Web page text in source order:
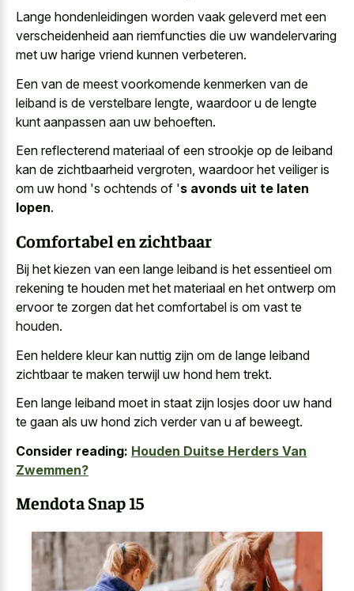
Lange hondenleidingen worden vaak geleverd met een
verscheidenheid aan riemfuncties die uw wandelervaring
met uw harige vriend kunnen verbeteren.
Een van de meest voorkomende kenmerken van de
leiband is de verstelbare lengte, waardoor u de lengte
kunt aanpassen aan uw behoeften.
Een reflecterend materiaal of een strookje op de leiband
kan de zichtbaarheid vergroten, waardoor het veiliger is
om uw hond 's ochtends of 's avonds uit te laten
lopen.
Comfortabel en zichtbaar
Bij het kiezen van een lange leiband is het essentieel om
rekening te houden met het materiaal en het ontwerp om
ervoor te zorgen dat het comfortabel is om vast te
houden.
Een heldere kleur kan nuttig zijn om de lange leiband
zichtbaar te maken terwijl uw hond hem trekt.
Een lange leiband moet in staat zijn losjes door uw hand
te gaan als uw hond zich verder van u af beweegt.
Consider reading: Houden Duitse Herders Van
Zwemmen?
Mendota Snap 15